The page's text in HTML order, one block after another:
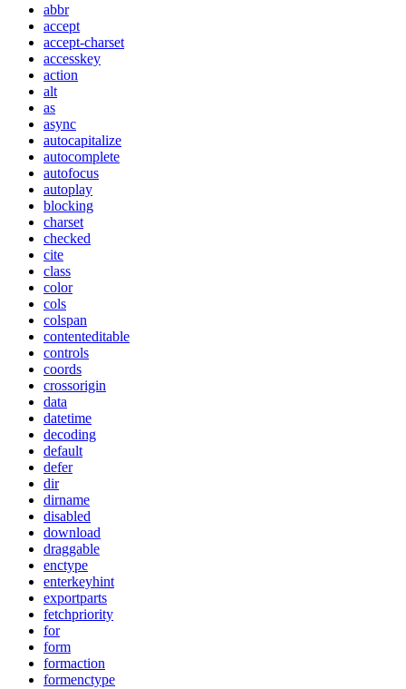
abbr
accept
accept-charset
accesskey
action
alt
as
async
autocapitalize
autocomplete
autofocus
autoplay
blocking
charset
checked
cite
class
color
cols
colspan
contenteditable
controls
coords
crossorigin
data
datetime
decoding
default
defer
dir
dirname
disabled
download
draggable
enctype
enterkeyhint
exportparts
fetchpriority
for
form
formaction
formenctype